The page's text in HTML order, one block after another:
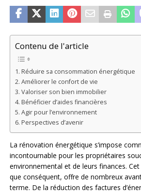
Contenu de l'article
Réduire sa consommation énergétique
Améliorer le confort de vie
Valoriser son bien immobilier
Bénéficier d’aides financières
Agir pour l’environnement
Perspectives d’avenir
La rénovation énergétique s’impose
incontournable pour les propriétaires
environnemental et de leurs finances.
que conséquent, offre de nombreux
terme. De la réduction des factures